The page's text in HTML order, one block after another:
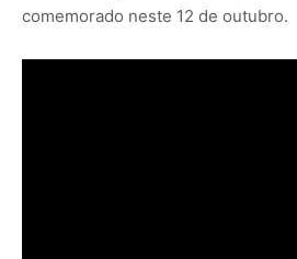
comemorado neste 12 de outubro.